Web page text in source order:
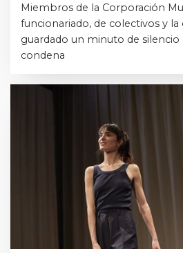
Miembros de la Corporación
funcionariado, de colectivos y la
guardado un minuto de silencio
condena